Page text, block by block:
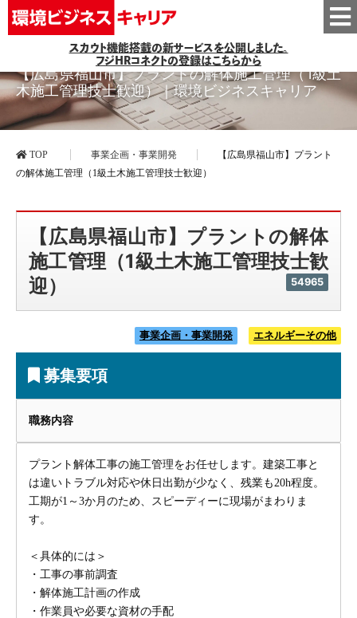
スカウト機能搭載の新サービスを公開しました。
フジHRコネクトの登録はこちらから
【広島県福山市】プラントの解体施工管理（1級土
木施工管理技士歓迎）｜環境ビジネスキャリア
TOP 事業企画・事業開発
【広島県福山市】プラント
の解体施工管理（1級土木施工管理技士歓迎）
【広島県福山市】プラントの解体
施工管理（1級土木施工管理技士歓
迎）
54965
事業企画・事業開発 エネルギーその他
募集要項
職務内容
プラント解体工事の施工管理をお任せします。建築工事と
は違いトラブル対応や休日出勤が少なく、残業も20h程度。
工期が1～3か月のため、スピーディーに現場がまわりま
す。
＜具体的には＞
・工事の事前調査
・解体施工計画の作成
・作業員や必要な資材の手配